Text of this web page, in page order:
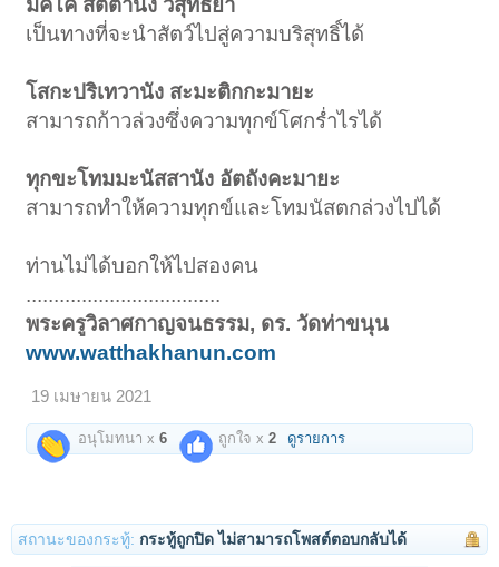
มัคโค สัตตานัง วิสุทธิยา
เป็นทางที่จะนำสัตว์ไปสู่ความบริสุทธิ์ได้
โสกะปริเทวานัง สะมะติกกะมายะ
สามารถก้าวล่วงซึ่งความทุกข์โศกร่ำไรได้
ทุกขะโทมมะนัสสานัง อัตถังคะมายะ
สามารถทำให้ความทุกข์และโทมนัสตกล่วงไปได้
ท่านไม่ได้บอกให้ไปสองคน
...................................
พระครูวิลาศกาญจนธรรม, ดร. วัดท่าขนุน
www.watthakhanun.com
19 เมษายน 2021
อนุโมทนา x6 ถูกใจ x2 ดูรายการ
สถานะของกระทู้: กระทู้ถูกปิด ไม่สามารถโพสต์ตอบกลับได้